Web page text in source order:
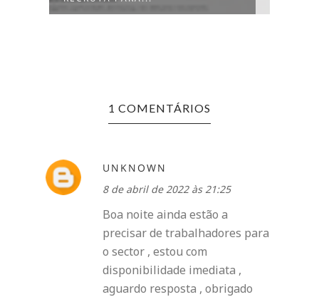
1 COMENTÁRIOS
UNKNOWN
8 de abril de 2022 às 21:25
Boa noite ainda estão a
precisar de trabalhadores para
o sector , estou com
disponibilidade imediata ,
aguardo resposta , obrigado